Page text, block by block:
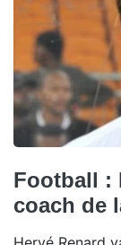
Football :
coach de